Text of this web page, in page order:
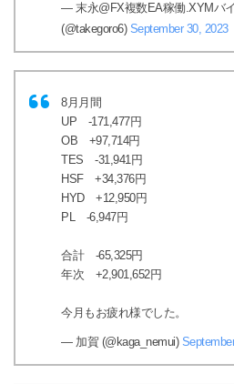
— 末永@FX複数EA稼働.XYMバ
(@takegoro6) September 30, 2023
8月月間
UP -171,477円
OB +97,714円
TES -31,941円
HSF +34,376円
HYD +12,950円
PL -6,947円
合計 -65,325円
年次 +2,901,652円
今月もお疲れ様でした。
— 加賀 (@kaga_nemui)